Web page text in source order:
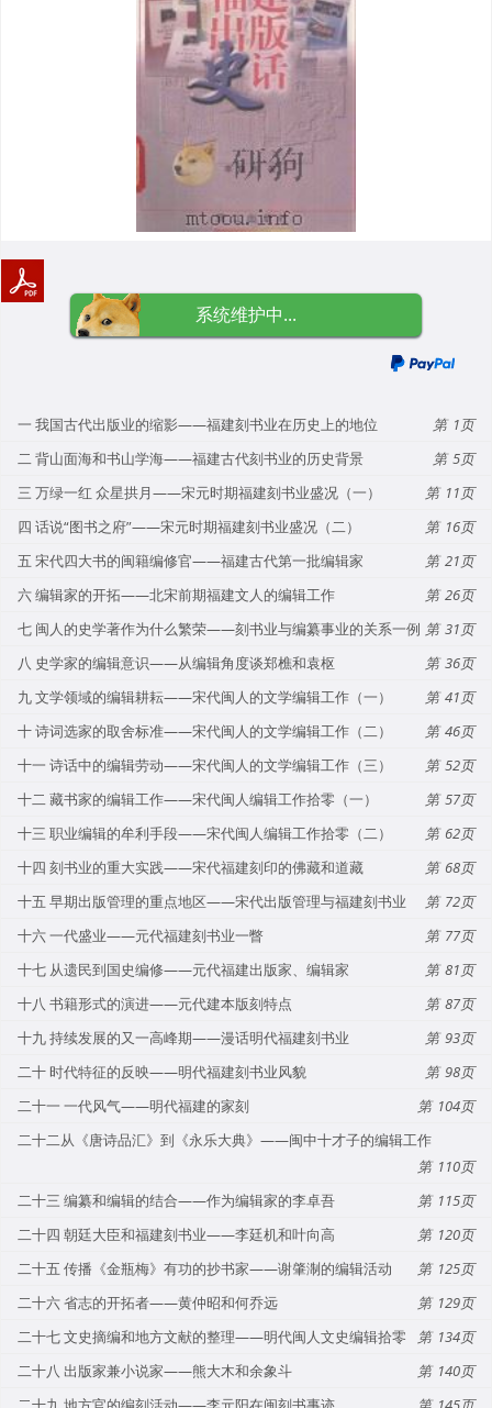
系统维护中...
一 我国古代出版业的缩影——福建刻书业在历史上的地位
1
二 背山面海和书山学海——福建古代刻书业的历史背景
5
三 万绿一红 众星拱月——宋元时期福建刻书业盛况（一）
11
四 话说“图书之府”——宋元时期福建刻书业盛况（二）
16
五 宋代四大书的闽籍编修官——福建古代第一批编辑家
21
六 编辑家的开拓——北宋前期福建文人的编辑工作
26
七 闽人的史学著作为什么繁荣——刻书业与编纂事业的关系一例
31
八 史学家的编辑意识——从编辑角度谈郑樵和袁枢
36
九 文学领域的编辑耕耘——宋代闽人的文学编辑工作（一）
41
十 诗词选家的取舍标准——宋代闽人的文学编辑工作（二）
46
十一 诗话中的编辑劳动——宋代闽人的文学编辑工作（三）
52
十二 藏书家的编辑工作——宋代闽人编辑工作拾零（一）
57
十三 职业编辑的牟利手段——宋代闽人编辑工作拾零（二）
62
十四 刻书业的重大实践——宋代福建刻印的佛藏和道藏
68
十五 早期出版管理的重点地区——宋代出版管理与福建刻书业
72
十六 一代盛业——元代福建刻书业一瞥
77
十七 从遗民到国史编修——元代福建出版家、编辑家
81
十八 书籍形式的演进——元代建本版刻特点
87
十九 持续发展的又一高峰期——漫话明代福建刻书业
93
二十 时代特征的反映——明代福建刻书业风貌
98
二十一 一代风气——明代福建的家刻
104
二十二从《唐诗品汇》到《永乐大典》——闽中十才子的编辑工作
110
二十三 编纂和编辑的结合——作为编辑家的李卓吾
115
二十四 朝廷大臣和福建刻书业——李廷机和叶向高
120
二十五 传播《金瓶梅》有功的抄书家——谢肇淛的编辑活动
125
二十六 省志的开拓者——黄仲昭和何乔远
129
二十七 文史摘编和地方文献的整理——明代闽人文史编辑拾零
134
二十八 出版家兼小说家——熊大木和余象斗
140